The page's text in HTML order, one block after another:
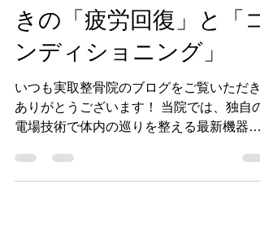
感！DENBAがもたらす驚
きの「疲労回復」と「コ
ンディショニング」
いつも実取整骨院のブログをご覧いただき
ありがとうございます！ 当院では、独自の
電場技術で体内の巡りを整える最新機器